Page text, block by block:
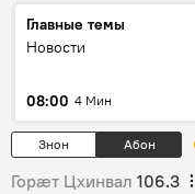
Главные темы
Новости
08:00 4 Мин
Знон Абон
Горӕт Цхинвал 106.3